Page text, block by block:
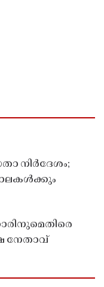
നിർദേശം;
നേതാവ്